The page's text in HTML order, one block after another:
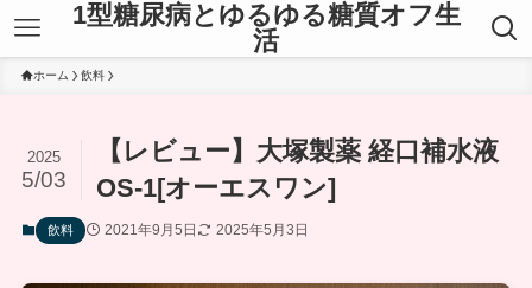
1型糖尿病とゆるゆる糖質オフ生
活
ホーム 飲料
【レビュー】大塚製薬 経口補水液
OS-1[オーエスワン]
2025
5/03
飲料 2021年9月5日 2025年5月3日